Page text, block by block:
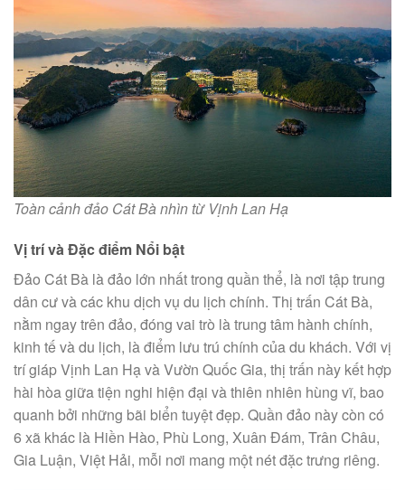
Toàn cảnh đảo Cát Bà nhìn từ Vịnh Lan Hạ
Vị trí và Đặc điểm Nổi bật
Đảo Cát Bà là đảo lớn nhất trong quần thể, là nơi tập trung
dân cư và các khu dịch vụ du lịch chính. Thị trấn Cát Bà,
nằm ngay trên đảo, đóng vai trò là trung tâm hành chính,
kinh tế và du lịch, là điểm lưu trú chính của du khách. Với vị
trí giáp Vịnh Lan Hạ và Vườn Quốc Gia, thị trấn này kết hợp
hài hòa giữa tiện nghi hiện đại và thiên nhiên hùng vĩ, bao
quanh bởi những bãi biển tuyệt đẹp. Quần đảo này còn có
6 xã khác là Hiền Hào, Phù Long, Xuân Đám, Trân Châu,
Gia Luận, Việt Hải, mỗi nơi mang một nét đặc trưng riêng.